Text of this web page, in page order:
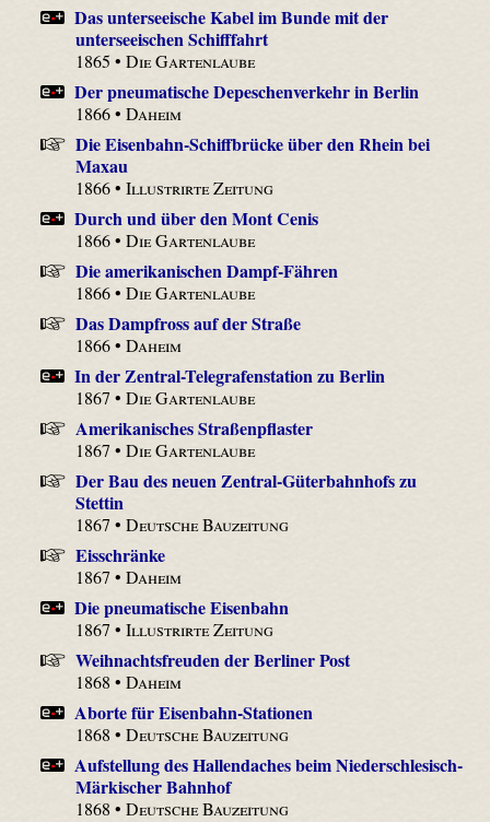
Das unterseeische Kabel im Bunde mit der
unterseeischen Schifffahrt
1865 •Die Gartenlaube
Der pneumatische Depeschenverkehr in Berlin
1866 •Daheim
Die Eisenbahn-Schiffbrücke über den Rhein bei
Maxau
1866 •Illustrirte Zeitung
Durch und über den Mont Cenis
1866 •Die Gartenlaube
Die amerikanischen Dampf-Fähren
1866 •Die Gartenlaube
Das Dampfross auf der Straße
1866 •Daheim
In der Zentral-Telegrafenstation zu Berlin
1867 •Die Gartenlaube
Amerikanisches Straßenpflaster
1867 •Die Gartenlaube
Der Bau des neuen Zentral-Güterbahnhofs zu
Stettin
1867 •Deutsche Bauzeitung
Eisschränke
1867 •Daheim
Die pneumatische Eisenbahn
1867 •Illustrirte Zeitung
Weihnachtsfreuden der Berliner Post
1868 •Daheim
Aborte für Eisenbahn-Stationen
1868 •Deutsche Bauzeitung
Aufstellung des Hallendaches beim Niederschlesisch-
Märkischer Bahnhof
1868 •Deutsche Bauzeitung